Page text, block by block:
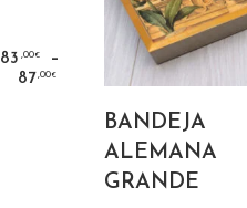
83 ,00€ –
87,00€
BANDEJA
ALEMANA
GRANDE